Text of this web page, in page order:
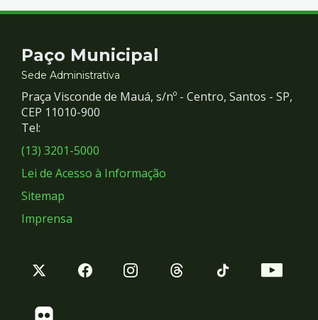
Contato
e
Redes
Sociais
Paço Municipal
Sede Administrativa
Praça Visconde de Mauá, s/nº - Centro, Santos - SP,
CEP 11010-900
Tel:
(13) 3201-5000
Lei de Acesso à Informação
Sitemap
Imprensa